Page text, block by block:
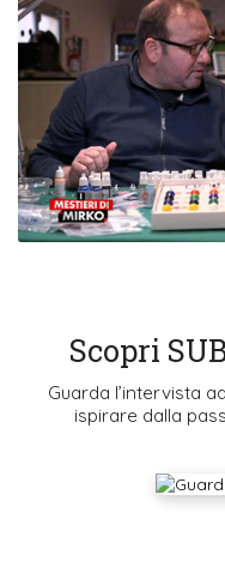
Scopri
Guarda l’intervista
ispirare dalla